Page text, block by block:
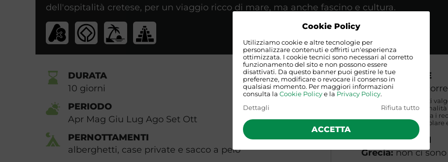
Cookie Policy
Utilizziamo cookie e altre tecnologie per
personalizzare contenuti e offrirti un'esperienza
ottimizzata. I cookie tecnici sono necessari al corretto
funzionamento del sito e non possono essere
disattivati. Da questo banner puoi gestire le tue
preferenze, modificare o revocare il consenso in
qualsiasi momento. Per maggiori informazioni
consulta la Cookie Policye la Privacy Policy.
Dettagli
Rifiuta tutto
ACCETTA
dell'ospitalità cretese, per un viaggio ricco di mare, ma anche fascino e cultura.
DURATA
10 giorni
PERIODO
Apr Mag Giu Lug Ago Set Ott
PERNOTTAMENTI
alberghetti, case private e sacco a pelo
VISTI E NORME
Grecia: non
N.B. I requisiti indicati
partecipanti di
autonomamente circa i
rappresentanza
VACCINAZIONI
Grecia:non ci